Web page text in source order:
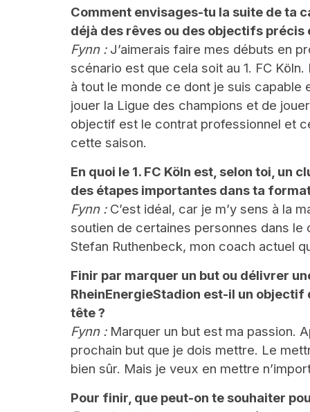
Comment envisages-tu la suite de ta
déjà des rêves ou des objectifs précis
Fynn :J’aimerais faire mes débuts en
scénario est que cela soit au 1. FC
à tout le monde ce dont je suis capable
jouer la Ligue des champions et de
objectif est le contrat professionnel et
cette saison.
En quoi le 1. FC Köln est, selon toi,
des étapes importantes dans ta
Fynn :C’est idéal, car je m’y sens à la
soutien de certaines personnes dans le
Stefan Ruthenbeck, mon coach actuel
Finir par marquer un but ou délivrer
RheinEnergieStadion est-il un
tête ?
Fynn :Marquer un but est ma passion.
prochain but que je dois mettre. Le
bien sûr. Mais je veux en mettre
Pour finir, que peut-on te souhaiter